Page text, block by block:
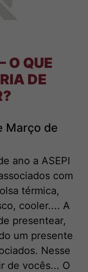
O QUE
DE
Março de
ano a ASEPI
com
térmica,
cooler.... A
presentear,
um presente
Nesse
de vocês... O